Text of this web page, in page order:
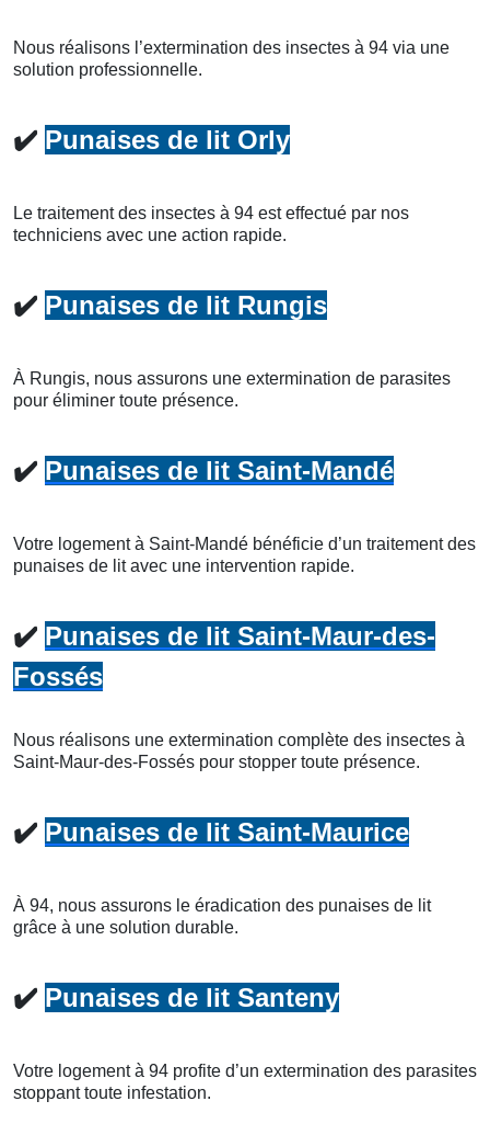
Nous réalisons l’extermination des insectes à 94 via une
solution professionnelle.
✔️ Punaises de lit Orly
Le traitement des insectes à 94 est effectué par nos
techniciens avec une action rapide.
✔️ Punaises de lit Rungis
À Rungis, nous assurons une extermination de parasites
pour éliminer toute présence.
✔️ Punaises de lit Saint-Mandé
Votre logement à Saint-Mandé bénéficie d’un traitement des
punaises de lit avec une intervention rapide.
✔️ Punaises de lit Saint-Maur-des-
Fossés
Nous réalisons une extermination complète des insectes à
Saint-Maur-des-Fossés pour stopper toute présence.
✔️ Punaises de lit Saint-Maurice
À 94, nous assurons le éradication des punaises de lit
grâce à une solution durable.
✔️ Punaises de lit Santeny
Votre logement à 94 profite d’un extermination des parasites
stoppant toute infestation.